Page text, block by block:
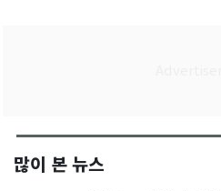
많이 본 뉴스